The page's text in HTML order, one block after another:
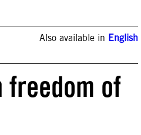
Also available in English
freedom of